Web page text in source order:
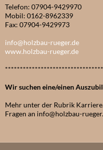
Telefon: 07904-9429970
Mobil: 0162-8962339
Fax: 07904-9429973
info@holzbau-rueger.de
www.holzbau-rueger.de
*********************************
Wir suchen eine/einen
Mehr unter der Rubrik
Fragen an info@holzbau-